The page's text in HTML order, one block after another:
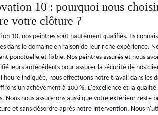
10 : pourquoi nous
votre clôture ?
10, nos peintres sont hautement qualifiés. Ils
dans le domaine en raison de leur riche expérience.
ponctuelle et fiable. Nos peintres assurés et nous
leurs antécédents pour assurer la sécurité de nos
indiquée, nous effectuons notre travail dans les
un achèvement à 100 %. L'excellence et la qualité
Nous nous assurerons aussi que votre extérieur reste
et sans désordre après notre intervention. Nous